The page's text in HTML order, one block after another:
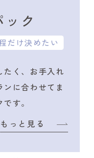
ク
だけ決めたい
く、 お手入れ
に合わせて ま
す。
もっと見る